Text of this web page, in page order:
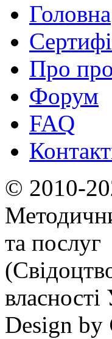
Головна
Про
Форум
FAQ
© 2010-
та послуг
Design by